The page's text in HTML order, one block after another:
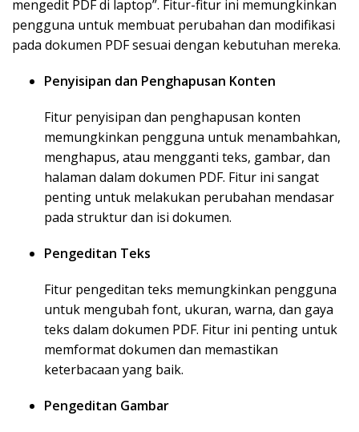
mengedit PDF di laptop”. Fitur-fitur ini memungkinkan
pengguna untuk membuat perubahan dan modifikasi
pada dokumen PDF sesuai dengan kebutuhan mereka.
Penyisipan dan Penghapusan Konten
Fitur penyisipan dan penghapusan konten
memungkinkan pengguna untuk menambahkan,
menghapus, atau mengganti teks, gambar, dan
halaman dalam dokumen PDF. Fitur ini sangat
penting untuk melakukan perubahan mendasar
pada struktur dan isi dokumen.
Pengeditan Teks
Fitur pengeditan teks memungkinkan pengguna
untuk mengubah font, ukuran, warna, dan gaya
teks dalam dokumen PDF. Fitur ini penting untuk
memformat dokumen dan memastikan
keterbacaan yang baik.
Pengeditan Gambar